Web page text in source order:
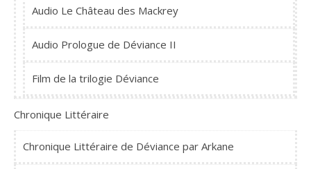
Audio Le Château des Mackrey
Audio Prologue de Déviance II
Film de la trilogie Déviance
Chronique Littéraire
Chronique Littéraire de Déviance par Arkane